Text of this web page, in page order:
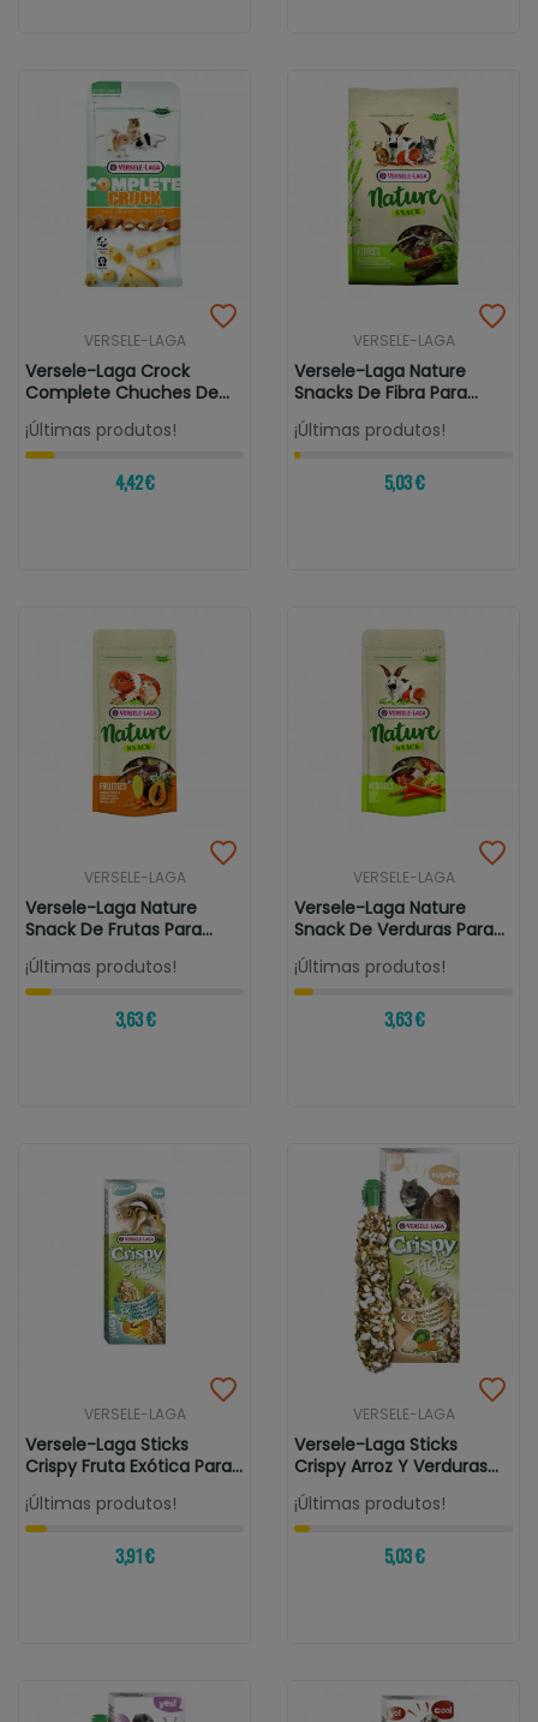
VERSELE-LAGA
Versele-Laga Crock
Complete Chuches De
Queso Para...
¡Últimas produtos!
4,42 €
VERSELE-LAGA
Versele-Laga Nature
Snacks De Fibra Para
Roedores...
¡Últimas produtos!
5,03 €
VERSELE-LAGA
Versele-Laga Nature
Snack De Frutas Para
Roedores
¡Últimas produtos!
3,63 €
VERSELE-LAGA
Versele-Laga Nature
Snack De Verduras Para
Roedores
¡Últimas produtos!
3,63 €
VERSELE-LAGA
Versele-Laga Sticks
Crispy Fruta Exótica Para...
¡Últimas produtos!
3,91 €
VERSELE-LAGA
Versele-Laga Sticks
Crispy Arroz Y Verduras
Para...
¡Últimas produtos!
5,03 €